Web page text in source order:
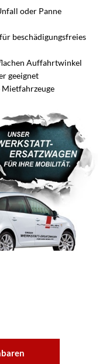
oder Panne
beschädigungsfreies
Auffahrtwinkel
geeignet